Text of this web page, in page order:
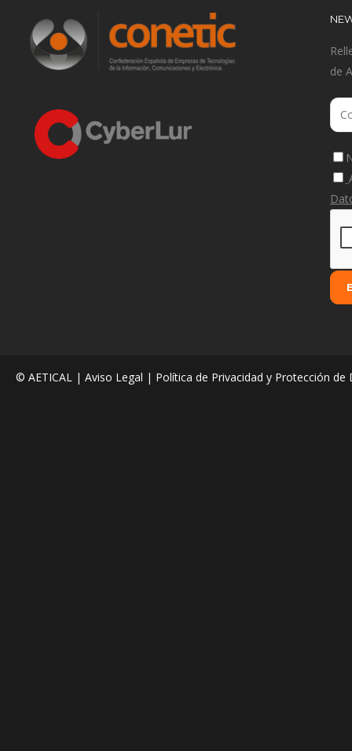
de
© AETICAL | Aviso Legal | Política de Privacidad y Protección de